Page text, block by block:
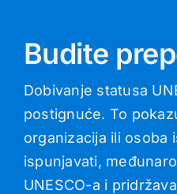
Budite
Dobivanje statusa
postignuće. To
organizacija ili osoba
ispunjavati,
UNESCO-a i